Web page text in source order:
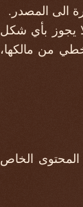
الى المصدر.
يجوز بأي شكل
من مالكها،
الخاص